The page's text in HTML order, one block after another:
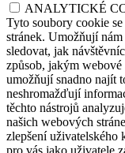
ANALYTICKÉ
Tyto soubory cookie
stránek. Umožňují
sledovat, jak
způsob, jakým
umožňují snadno najít
neshromažďují
těchto nástrojů
našich webových
zlepšení uživatelského
pro vás jako uživatele